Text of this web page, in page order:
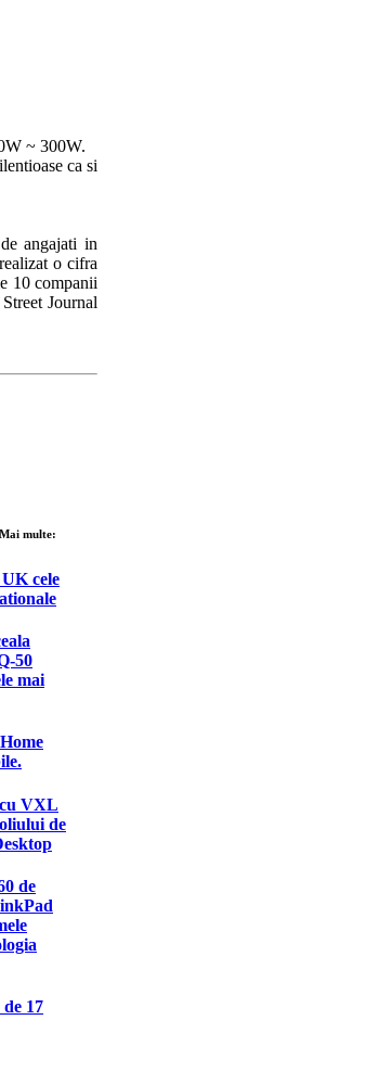
~ 300W.
ca si
angajati in
o cifra
10 companii
Journal
Mai multe:
cele
50
mai
VXL
de
de
17